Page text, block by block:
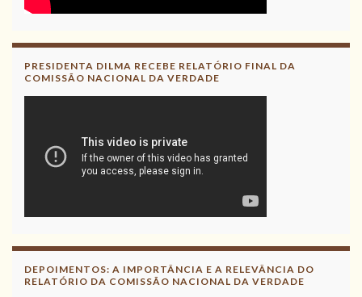
PRESIDENTA DILMA RECEBE RELATÓRIO FINAL DA
COMISSÃO NACIONAL DA VERDADE
DEPOIMENTOS: A IMPORTÂNCIA E A RELEVÂNCIA DO
RELATÓRIO DA COMISSÃO NACIONAL DA VERDADE